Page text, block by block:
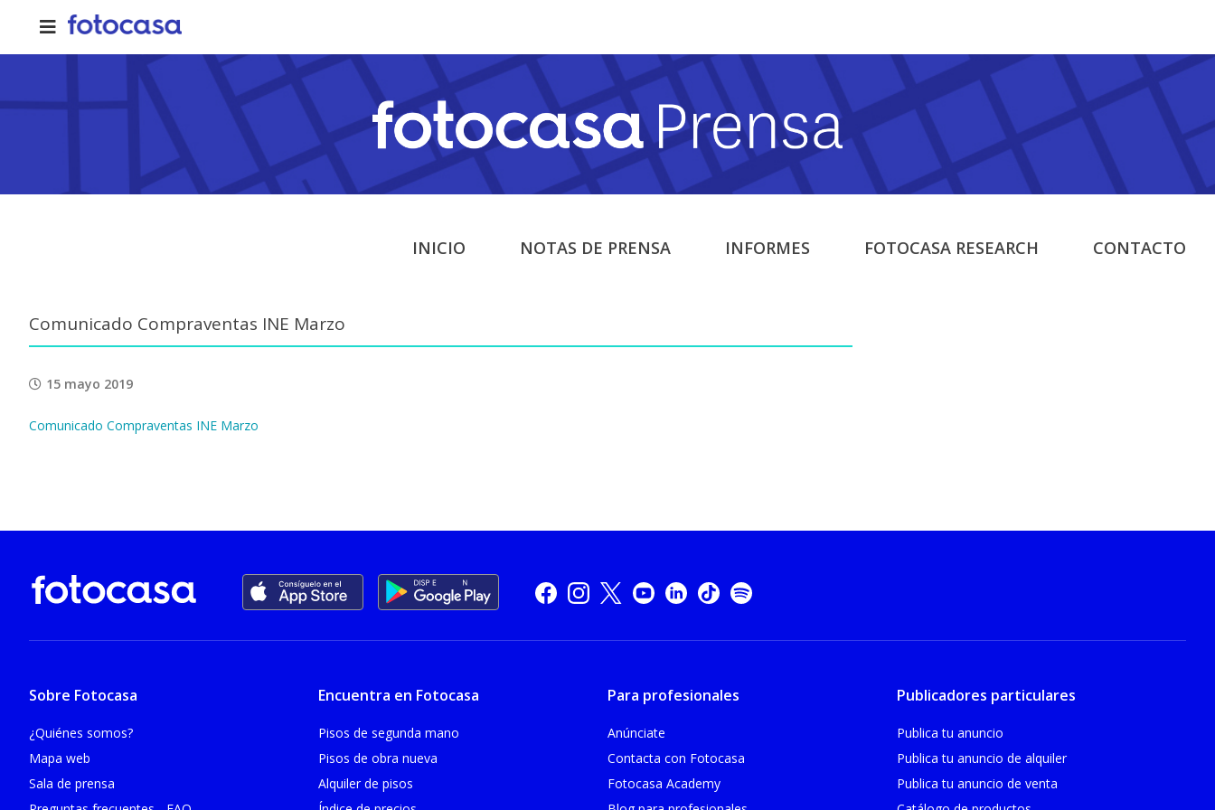
content
INICIO NOTAS DE PRENSA INFORMES FOTOCASA RESEARCH CONTACTO
Comunicado Compraventas INE Marzo
15 mayo 2019
Comunicado Compraventas INE Marzo
Sobre Fotocasa
¿Quiénes somos?
Mapa web
Sala de prensa
Encuentra en Fotocasa
Pisos de segunda mano
Pisos de obra nueva
Alquiler de pisos
Para profesionales
Anúnciate
Contacta con Fotocasa
Fotocasa Academy
Publicadores particulares
Publica tu anuncio
Publica tu anuncio de alquiler
Publica tu anuncio de venta